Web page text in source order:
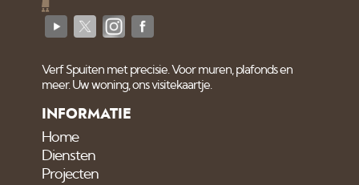
Verf Spuiten met precisie. Voor muren, plafonds en
meer. Uw woning, ons visitekaartje.
INFORMATIE
Home
Diensten
Projecten